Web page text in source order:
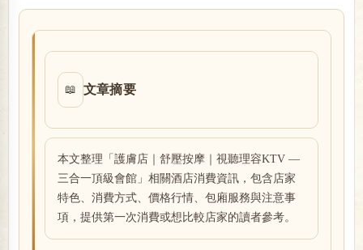
📖 文章摘要
本文整理「護膚店｜舒壓按摩｜視聽理容KTV —
三合一頂級會館」相關酒店消費資訊，包含店家
特色、消費方式、價格行情、包廂服務與注意事
項，提供第一次消費或想比較店家的讀者參考。